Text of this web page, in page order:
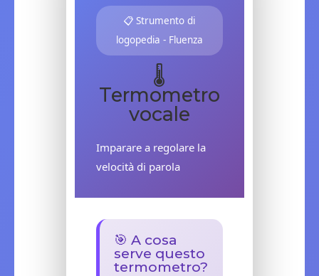
📋 Strumento di
logopedia - Fluenza
🌡️
Termometro
vocale
Imparare a regolare la
velocità di parola
🎯 A cosa
serve questo
termometro?